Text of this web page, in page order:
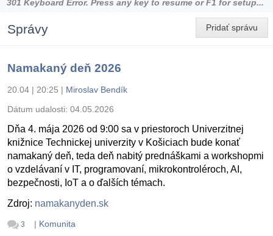
301 Keyboard Error. Press any key to resume or F1 for setup...
Pridať správu
Správy
Namakaný deň 2026
20.04 | 20:25 | Miroslav Bendík
Dátum udalosti: 04.05.2026
Dňa 4. mája 2026 od 9:00 sa v priestoroch Univerzitnej
knižnice Technickej univerzity v Košiciach bude konať
namakaný deň, teda deň nabitý prednáškami a workshopmi
o vzdelávaní v IT, programovaní, mikrokontroléroch, AI,
bezpečnosti, IoT a o ďalších témach.
Zdroj: namakanyden.sk
3 | Komunita